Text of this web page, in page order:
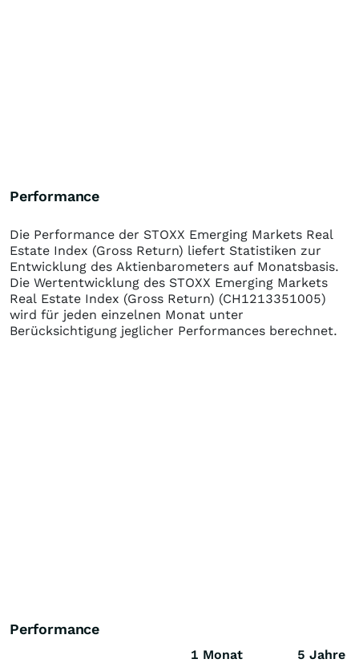
Performance
Die Performance der STOXX Emerging Markets Real
Estate Index (Gross Return) liefert Statistiken zur
Entwicklung des Aktienbarometers auf Monatsbasis.
Die Wertentwicklung des STOXX Emerging Markets
Real Estate Index (Gross Return) (CH1213351005)
wird für jeden einzelnen Monat unter
Berücksichtigung jeglicher Performances berechnet.
Performance
1 Monat
5 Jahre